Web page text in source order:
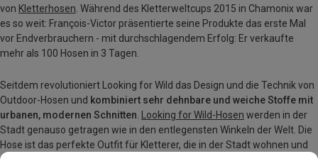
von Kletterhosen . Während des Kletterweltcups 2015 in Chamonix war
es so weit: François-Victor präsentierte seine Produkte das erste Mal
vor Endverbrauchern - mit durchschlagendem Erfolg: Er verkaufte
mehr als 100 Hosen in 3 Tagen.
Seitdem revolutioniert Looking for Wild das Design und die Technik von
Outdoor-Hosen und kombiniert sehr dehnbare und weiche Stoffe mit
urbanen, modernen Schnitten Looking for Wild-Hosen werden in der
Stadt genauso getragen wie in den entlegensten Winkeln der Welt. Die
Hose ist das perfekte Outfit für Kletterer, die in der Stadt wohnen und
nach Freiheit suchen: "They are Looking for Wild".